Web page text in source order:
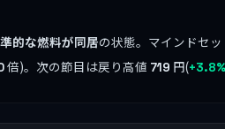
的な燃料が同居の状態。マインドセ
倍)。次の節目は戻り高値 719 円(+3.8%